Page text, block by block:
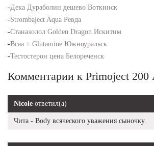
-Дека Дураболин дешево Воткинск
-Strombaject Aqua Ревда
-Станазолол Golden Dragon Искитим
-Bcaa + Glutamine Южноуральск
-Тестостерон цена Белореченск
Комментарии к Primoject 200
Nicole ответил(а)
Чита - Body всяческого уважения сыночку.